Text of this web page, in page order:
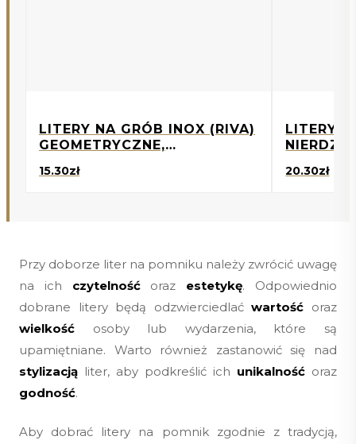
LITERY NA GRÓB INOX (RIVA)
GEOMETRYCZNE,
15.30zł
LITERY
20.30zł
Przy doborze liter na pomniku należy zwrócić uwagę
na ich czytelnośćoraz estetykę. Odpowiednio
dobrane litery będą odzwierciedlaćwartość oraz
wielkość osoby lub wydarzenia, które są
upamiętniane. Warto również zastanowić się nad
stylizacją liter, aby podkreślić ich unikalność oraz
godność.
Aby dobrać litery na pomnik zgodnie z tradycją,